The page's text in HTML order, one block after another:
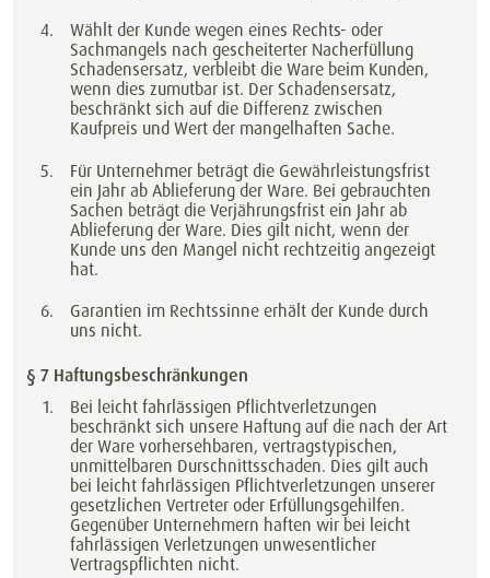
Wählt der Kunde wegen eines Rechts- oder
Sachmangels nach gescheiterter Nacherfüllung
Schadensersatz, verbleibt die Ware beim Kunden,
wenn dies zumutbar ist. Der Schadensersatz,
beschränkt sich auf die Differenz zwischen
Kaufpreis und Wert der mangelhaften Sache.
Für Unternehmer beträgt die Gewährleistungsfrist
ein Jahr ab Ablieferung der Ware. Bei gebrauchten
Sachen beträgt die Verjährungsfrist ein Jahr ab
Ablieferung der Ware. Dies gilt nicht, wenn der
Kunde uns den Mangel nicht rechtzeitig angezeigt
hat.
Garantien im Rechtssinne erhält der Kunde durch
uns nicht.
§ 7 Haftungsbeschränkungen
Bei leicht fahrlässigen Pflichtverletzungen
beschränkt sich unsere Haftung auf die nach der Art
der Ware vorhersehbaren, vertragstypischen,
unmittelbaren Durschnittsschaden. Dies gilt auch
bei leicht fahrlässigen Pflichtverletzungen unserer
gesetzlichen Vertreter oder Erfüllungsgehilfen.
Gegenüber Unternehmern haften wir bei leicht
fahrlässigen Verletzungen unwesentlicher
Vertragspflichten nicht.